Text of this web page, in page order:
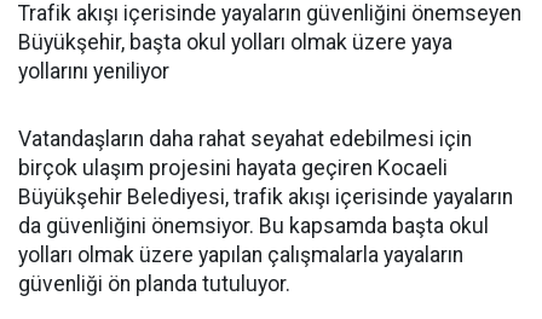
Trafik akışı içerisinde yayaların güvenliğini önemseyen
Büyükşehir, başta okul yolları olmak üzere yaya
yollarını yeniliyor
Vatandaşların daha rahat seyahat edebilmesi için
birçok ulaşım projesini hayata geçiren Kocaeli
Büyükşehir Belediyesi, trafik akışı içerisinde yayaların
da güvenliğini önemsiyor. Bu kapsamda başta okul
yolları olmak üzere yapılan çalışmalarla yayaların
güvenliği ön planda tutuluyor.